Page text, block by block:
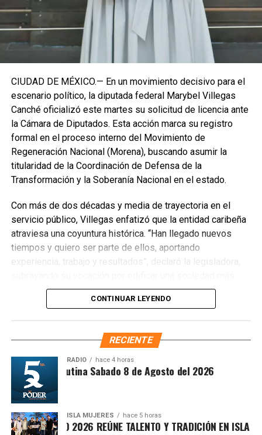
Fuente: 5to Poder Agencia de Noticias
Recibe las noticias al instante
importantes de Quintana Roo directamente
en tu teléfono.
Unirme al canal de WhatsApp
CIUDAD DE MÉXICO.— En un movimiento decisivo para el
escenario político, la diputada federal Marybel Villegas
Canché oficializó este martes su solicitud de licencia ante
la Cámara de Diputados. Esta acción marca su registro
formal en el proceso interno del Movimiento de
Regeneración Nacional (Morena), buscando asumir la
titularidad de la Coordinación de Defensa de la
Transformación y la Soberanía Nacional en el estado.
Con más de dos décadas y media de trayectoria en el
servicio público, Villegas enfatizó que la entidad caribeña
atraviesa una coyuntura histórica. “Han llegado nuevos
tiempos y quiero ser parte de ellos, aportando
experiencia, trabajo y resultados”, declaró la legisladora,
justa, unida y equitativa.
priorizando la atención a sectores vulnerables. Asimismo,
es ampliamente reconocida por abanderar el fuerte
movimiento ciudadano contra la concesionaria Aguakan,
exigiendo soluciones definitivas al deficiente suministro
hídrico en los municipios de Benito Juárez, Isla Mujeres,
Playa del Carmen y Puerto Morelos.
CONTINUAR LEYENDO
RECIENTE
RADIO hace 4 horas
Síntesis Matutina Sabado 8 de Agosto del 2026
ISLA MUJERES hace 5 horas
ISLEÑO 2026 REÚNE TALENTO Y TRADICIÓN EN ISLA